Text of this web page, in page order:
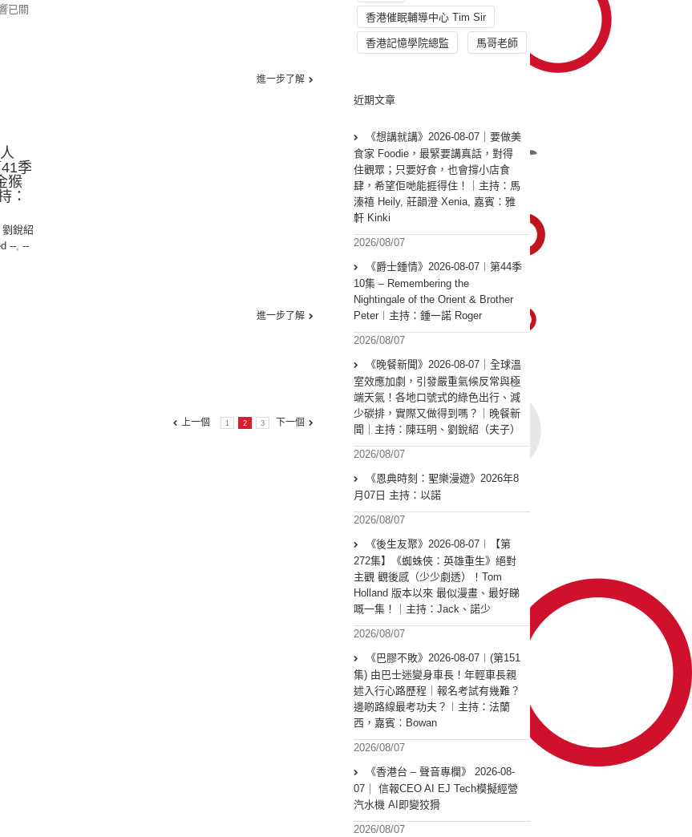
已關
進一步了解
季
猴
：
銳紹
--, --
進一步了解
上一個 1 2 3 下一個
香港催眠輔導中心 Tim Sir
香港記憶學院總監 馬哥老師
近期文章
《想講就講》2026-08-07｜要做美
食家 Foodie，最緊要講真話，對得
住觀眾；只要好食，也會撐小店食
肆，希望佢哋能捱得住！｜主持：馬
溱禧 Heily, 莊韻澄 Xenia, 嘉賓：雅
軒 Kinki
2026/08/07
《爵士鍾情》2026-08-07︱第44季
10集 – Remembering the
Nightingale of the Orient & Brother
Peter︱主持：鍾一諾 Roger
2026/08/07
《晚餐新聞》2026-08-07｜全球溫
室效應加劇，引發嚴重氣候反常與極
端天氣！各地口號式的綠色出行、減
少碳排，實際又做得到嗎？｜晚餐新
聞｜主持：陳珏明、劉銳紹（夫子）
2026/08/07
《恩典時刻：聖樂漫遊》2026年8
月07日 主持：以諾
2026/08/07
《後生友聚》2026-08-07︱【第
272集】《蜘蛛俠：英雄重生》絕對
主觀 觀後感（少少劇透）！Tom
Holland 版本以來 最似漫畫、最好睇
嘅一集！｜主持：Jack、諾少
2026/08/07
《巴膠不敗》2026-08-07︱(第151
集) 由巴士迷變身車長！年輕車長親
述入行心路歷程｜報名考試有幾難？
邊啲路線最考功夫？︱主持：法蘭
西，嘉賓︰Bowan
2026/08/07
《香港台 – 聲音專欄》 2026-08-
07｜ 信報CEO AI EJ Tech模擬經營
汽水機 AI即變狡猾
2026/08/07